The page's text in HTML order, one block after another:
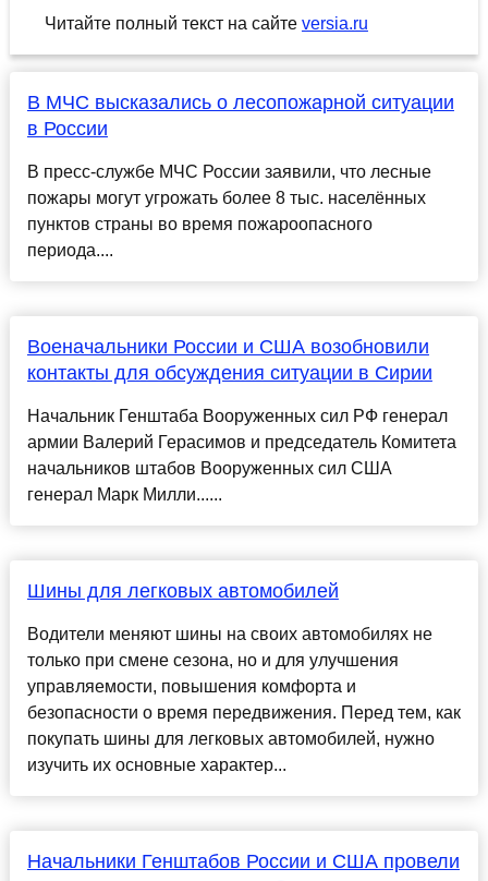
Читайте полный текст на сайте versia.ru
В МЧС высказались о лесопожарной ситуации
в России
В пресс-службе МЧС России заявили, что лесные
пожары могут угрожать более 8 тыс. населённых
пунктов страны во время пожароопасного
периода....
Военачальники России и США возобновили
контакты для обсуждения ситуации в Сирии
Начальник Генштаба Вооруженных сил РФ генерал
армии Валерий Герасимов и председатель Комитета
начальников штабов Вооруженных сил США
генерал Марк Милли......
Шины для легковых автомобилей
Водители меняют шины на своих автомобилях не
только при смене сезона, но и для улучшения
управляемости, повышения комфорта и
безопасности о время передвижения. Перед тем, как
покупать шины для легковых автомобилей, нужно
изучить их основные характер...
Начальники Генштабов России и США провели